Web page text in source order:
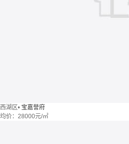
西湖区• 宝嘉誉府
均价： 28000元/㎡